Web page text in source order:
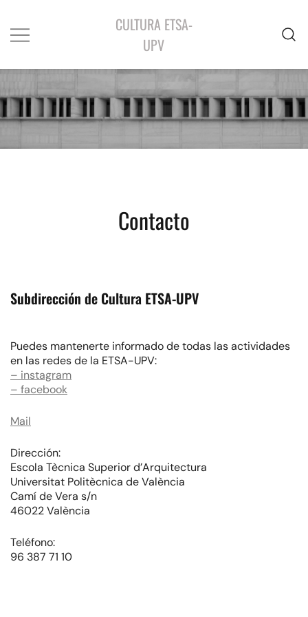
CULTURA ETSA-
UPV
Contacto
Subdirección de Cultura ETSA-UPV
Puedes mantenerte informado de todas las actividades
en las redes de la ETSA-UPV:
– instagram
– facebook
Mail
Dirección:
Escola Tècnica Superior d’Arquitectura
Universitat Politècnica de València
Camí de Vera s/n
46022 València
Teléfono:
96 387 71 10